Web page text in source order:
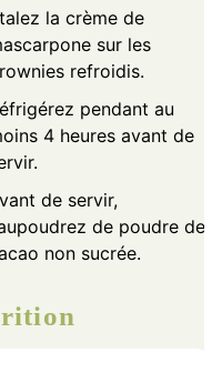
la crème de
sur les
refroidis.
pendant au
4 heures avant de
de servir,
de poudre de
non sucrée.